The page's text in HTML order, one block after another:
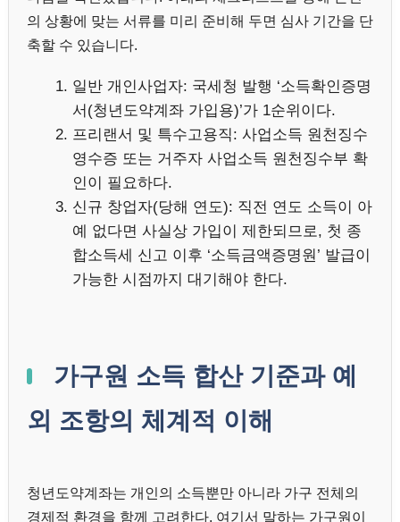
의 상황에 맞는 서류를 미리 준비해 두면 심사 기간을 단
축할 수 있습니다.
일반 개인사업자: 국세청 발행 ‘소득확인증명
서(청년도약계좌 가입용)’가 1순위이다.
프리랜서 및 특수고용직: 사업소득 원천징수
영수증 또는 거주자 사업소득 원천징수부 확
인이 필요하다.
신규 창업자(당해 연도): 직전 연도 소득이 아
예 없다면 사실상 가입이 제한되므로, 첫 종
합소득세 신고 이후 ‘소득금액증명원’ 발급이
가능한 시점까지 대기해야 한다.
가구원 소득 합산 기준과 예
외 조항의 체계적 이해
청년도약계좌는 개인의 소득뿐만 아니라 가구 전체의
경제적 환경을 함께 고려한다. 여기서 말하는 가구원이